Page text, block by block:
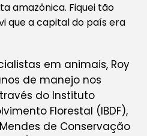
amazônica. Fiquei tão
que a capital do país era
em animais, Roy
de manejo nos
do Instituto
Florestal (IBDF),
de Conservação